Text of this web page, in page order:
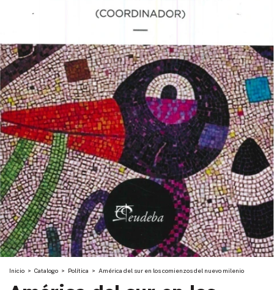
Inicio > Catalogo > Política > América del sur en los comienzos del nuevo milenio